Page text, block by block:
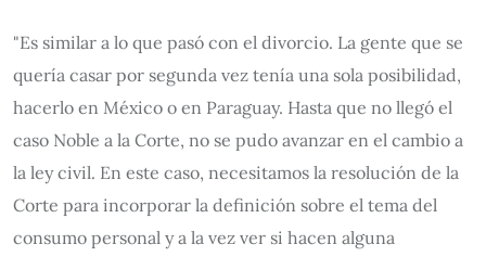
"Es similar a lo que pasó con el divorcio. La gente que se
quería casar por segunda vez tenía una sola posibilidad,
hacerlo en México o en Paraguay. Hasta que no llegó el
caso Noble a la Corte, no se pudo avanzar en el cambio a
la ley civil. En este caso, necesitamos la resolución de la
Corte para incorporar la definición sobre el tema del
consumo personal y a la vez ver si hacen alguna